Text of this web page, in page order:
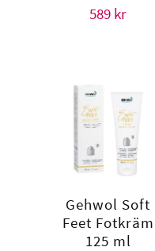
5.00
589 kr
Gehwol Soft
Feet Fotkräm
125 ml